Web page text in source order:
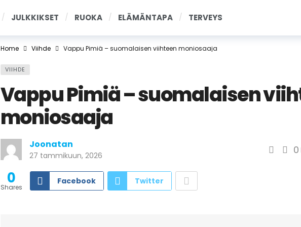
JULKKIKSET RUOKA ELÄMÄNTAPA TERVEYS
Home Viihde Vappu Pimiä – suomalaisen viihteen moniosaaja
VIIHDE
Vappu Pimiä – suomalaisen
moniosaaja
Joonatan
27 tammikuun, 2026 0
0
Shares
Facebook Twitter